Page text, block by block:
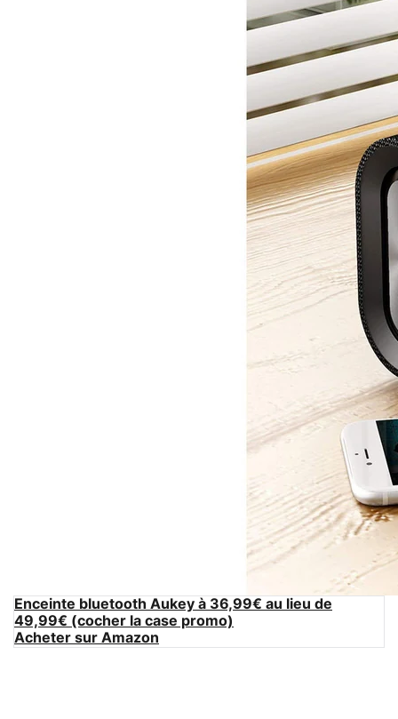
Enceinte bluetooth Aukey à 36,99€ au lieu de
49,99€ (cocher la case promo)
Acheter sur Amazon